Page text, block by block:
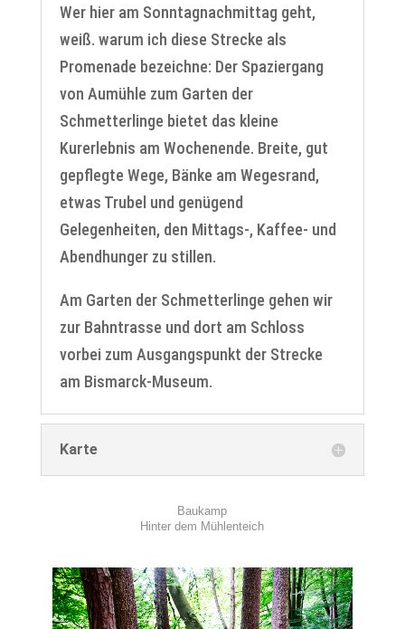
Wer hier am Sonntagnachmittag geht,
weiß. warum ich diese Strecke als
Promenade bezeichne: Der Spaziergang
von Aumühle zum Garten der
Schmetterlinge bietet das kleine
Kurerlebnis am Wochenende. Breite, gut
gepflegte Wege, Bänke am Wegesrand,
etwas Trubel und genügend
Gelegenheiten, den Mittags-, Kaffee- und
Abendhunger zu stillen.
Am Garten der Schmetterlinge gehen wir
zur Bahntrasse und dort am Schloss
vorbei zum Ausgangspunkt der Strecke
am Bismarck-Museum.
Karte
Baukamp
Hinter dem Mühlenteich